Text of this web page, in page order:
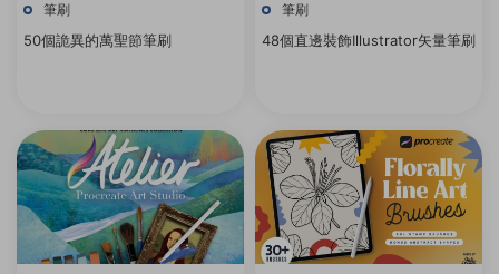
筆刷
50個詭異的萬聖節筆刷
筆刷
48個直邊裝飾Illustrator矢量筆刷